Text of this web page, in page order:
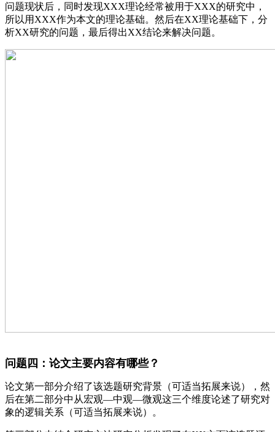
问题现状后，同时发现XXX理论经常被用于XXX的研究中，
所以用XXX作为本文的理论基础。然后在XX理论基础下，分
析XX研究的问题，最后得出XX结论来解决问题。
问题四：论文主要内容有哪些？
论文第一部分介绍了该选题研究背景（可适当拓展来说），然
后在第二部分中从宏观—中观—微观这三个维度论述了研究对
象的逻辑关系（可适当拓展来说）。